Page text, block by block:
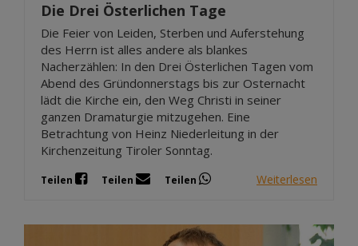
Die Drei Österlichen Tage
Die Feier von Leiden, Sterben und Auferstehung
des Herrn ist alles andere als blankes
Nacherzählen: In den Drei Österlichen Tagen vom
Abend des Gründonnerstags bis zur Osternacht
lädt die Kirche ein, den Weg Christi in seiner
ganzen Dramaturgie mitzugehen. Eine
Betrachtung von Heinz Niederleitung in der
Kirchenzeitung Tiroler Sonntag.
Teilen Teilen Teilen Weiterlesen